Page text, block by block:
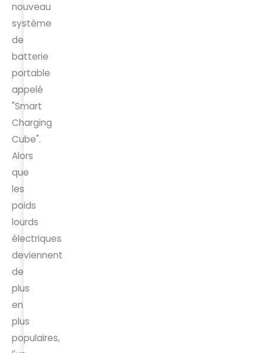
nouveau
système
de
batterie
portable
appelé
"Smart
Charging
Cube".
Alors
que
les
poids
lourds
électriques
deviennent
de
plus
en
plus
populaires,